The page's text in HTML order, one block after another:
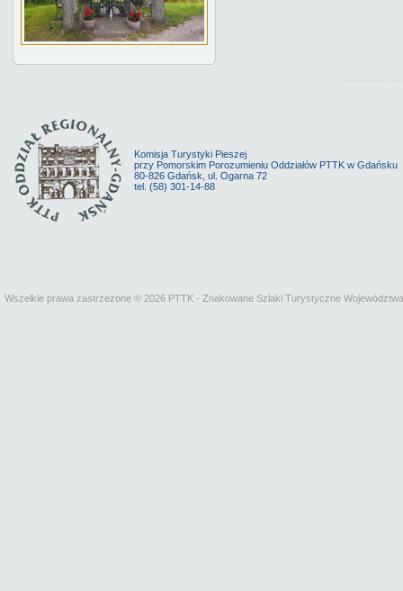
Komisja Turystyki Pieszej
przy Pomorskim Porozumieniu Oddziałów PTTK w Gdańsku
80-826 Gdańsk, ul. Ogarna 72
tel. (58) 301-14-88
Wszelkie prawa zastrzezone © 2026 PTTK - Znakowane Szlaki Turystyczne